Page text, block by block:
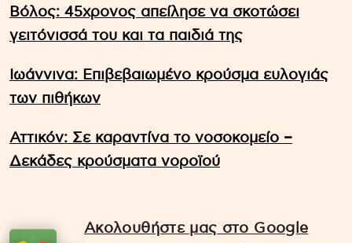
Βόλος: 45χρονος απείλησε να σκοτώσει
γειτόνισσά του και τα παιδιά της
Ιωάννινα: Επιβεβαιωμένο κρούσμα ευλογιάς
των πιθήκων
Αττικόν: Σε καραντίνα το νοσοκομείο –
Δεκάδες κρούσματα νοροϊού
Ακολουθήστε μας στο Google